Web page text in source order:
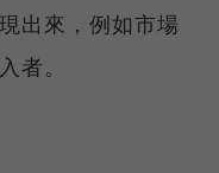
出來，例如市場
者。